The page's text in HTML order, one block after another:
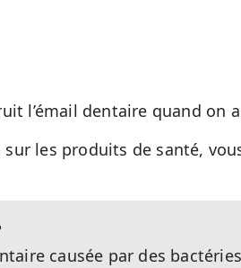
l’émail dentaire quand on
les produits de santé,
causée par des